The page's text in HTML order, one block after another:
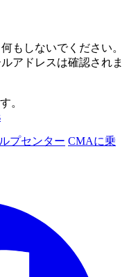
もしないでください。
アドレスは確認されま
。
プセンター CMAに乗